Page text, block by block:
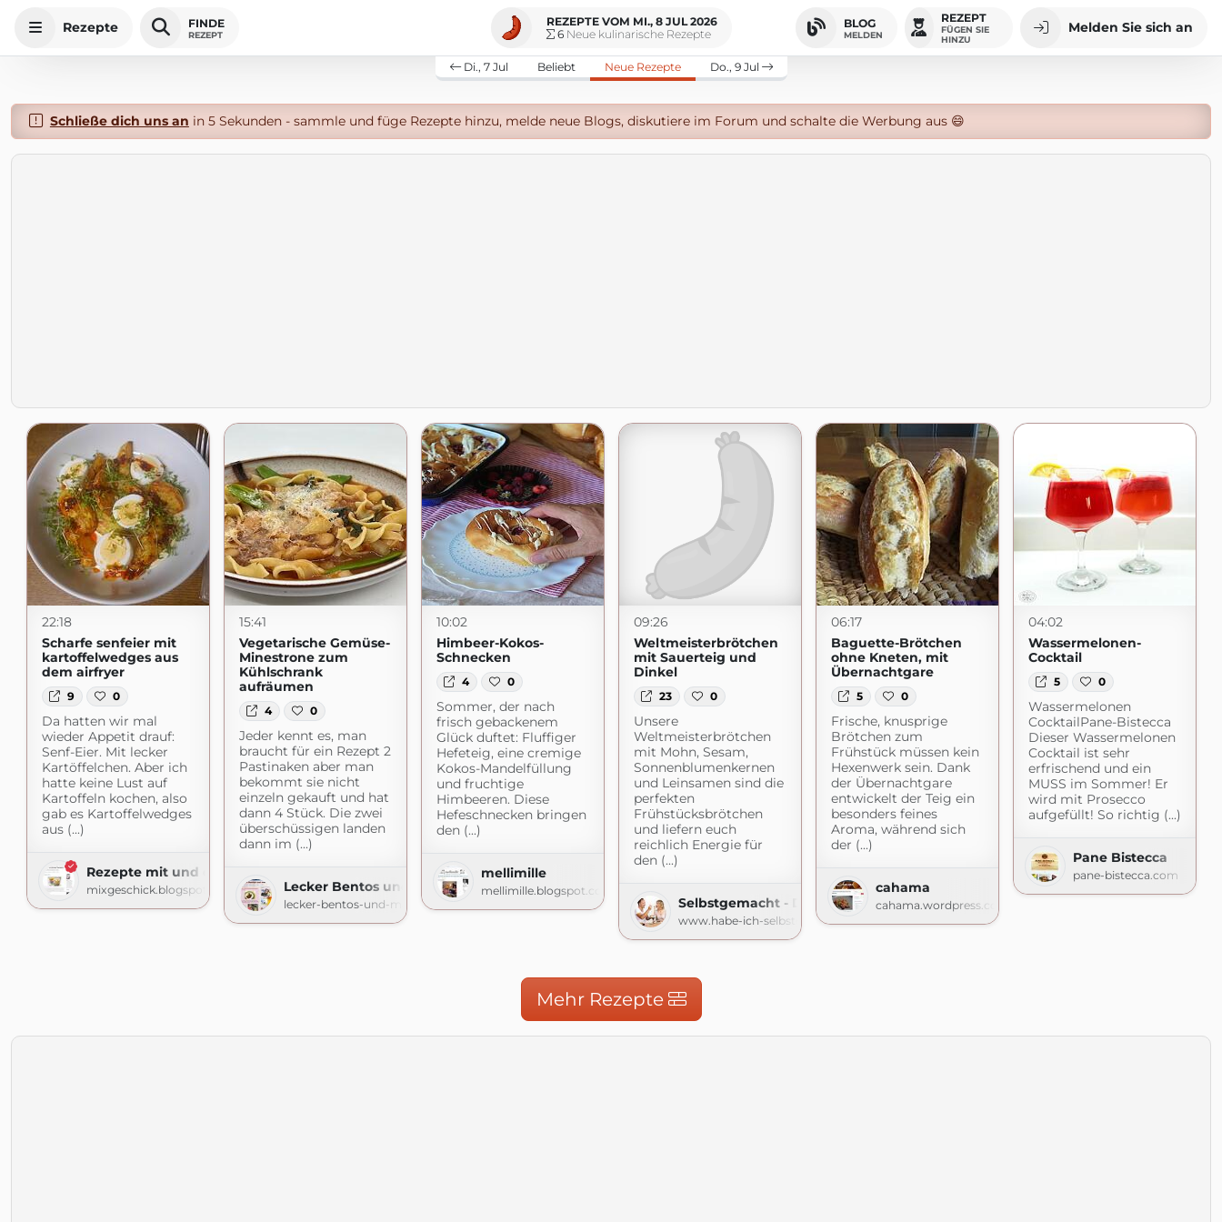
Rezepte FINDE
REZEPT
REZEPTE VOM MI., 8 JUL 2026
6Neue kulinarische Rezepte
BLOG
MELDEN
REZEPT
FÜGEN SIE
HINZU
Melden Sie sich an
Di., 7 Jul Beliebt Neue Rezepte Do., 9 Jul
Schließe dich uns an in 5 Sekunden - sammle und füge Rezepte hinzu, melde neue Blogs, diskutiere im Forum und schalte die Werbung aus 😄
22:18
Scharfe senfeier mit
kartoffelwedges aus
dem airfryer
9 0
Da hatten wir mal
wieder Appetit drauf:
Senf-Eier. Mit lecker
Kartöffelchen. Aber ich
hatte keine Lust auf
Kartoffeln kochen, also
gab es Kartoffelwedges
aus (...)
Rezepte mit und ohne Thermomix
mixgeschick.blogspot.com
15:41
Vegetarische Gemüse-
Minestrone zum
Kühlschrank
aufräumen
4 0
Jeder kennt es, man
braucht für ein Rezept 2
Pastinaken aber man
bekommt sie nicht
einzeln gekauft und hat
dann 4 Stück. Die zwei
überschüssigen landen
dann im (...)
Lecker Bentos und mehr
lecker-bentos-und-mehr.blogspot.com
10:02
Himbeer-Kokos-
Schnecken
4 0
Sommer, der nach
frisch gebackenem
Glück duftet: Fluffiger
Hefeteig, eine cremige
Kokos-Mandelfüllung
und fruchtige
Himbeeren. Diese
Hefeschnecken bringen
den (...)
mellimille
mellimille.blogspot.com
09:26
Weltmeisterbrötchen
mit Sauerteig und
Dinkel
23 0
Unsere
Weltmeisterbrötchen
mit Mohn, Sesam,
Sonnenblumenkernen
und Leinsamen sind die
perfekten
Frühstücksbrötchen
und liefern euch
reichlich Energie für
den (...)
Selbstgemacht - Der Foodblog
www.habe-ich-selbstgemacht.de
06:17
Baguette-Brötchen
ohne Kneten, mit
Übernachtgare
5 0
Frische, knusprige
Brötchen zum
Frühstück müssen kein
Hexenwerk sein. Dank
der Übernachtgare
entwickelt der Teig ein
besonders feines
Aroma, während sich
der (...)
cahama
cahama.wordpress.com
04:02
Wassermelonen-
Cocktail
5 0
Wassermelonen
CocktailPane-Bistecca
Dieser Wassermelonen
Cocktail ist sehr
erfrischend und ein
MUSS im Sommer! Er
wird mit Prosecco
aufgefüllt! So richtig (...)
Pane Bistecca
pane-bistecca.com
Mehr Rezepte